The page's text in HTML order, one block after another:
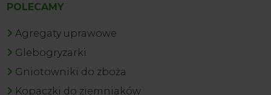
POLECAMY
Agregaty uprawowe
Glebogryzarki
Gniotowniki do zboża
Kopaczki do ziemniaków